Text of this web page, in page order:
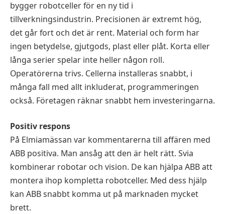
bygger robotceller för en ny tid i
tillverkningsindustrin. Precisionen är extremt hög,
det går fort och det är rent. Material och form har
ingen betydelse, gjutgods, plast eller plåt. Korta eller
långa serier spelar inte heller någon roll.
Operatörerna trivs. Cellerna installeras snabbt, i
många fall med allt inkluderat, programmeringen
också. Företagen räknar snabbt hem investeringarna.
Positiv respons
På Elmiamässan var kommentarerna till affären med
ABB positiva. Man ansåg att den är helt rätt. Svia
kombinerar robotar och vision. De kan hjälpa ABB att
montera ihop kompletta robotceller. Med dess hjälp
kan ABB snabbt komma ut på marknaden mycket
brett.